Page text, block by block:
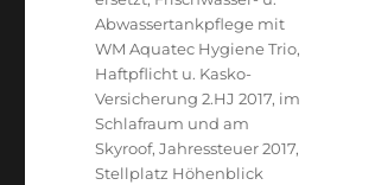
Abwassertankpflege mit
WM Aquatec Hygiene Trio,
Haftpflicht u. Kasko-
Versicherung 2.HJ 2017, im
Schlafraum und am
Skyroof,Jahressteuer 2017,
Stellplatz Höhenblick